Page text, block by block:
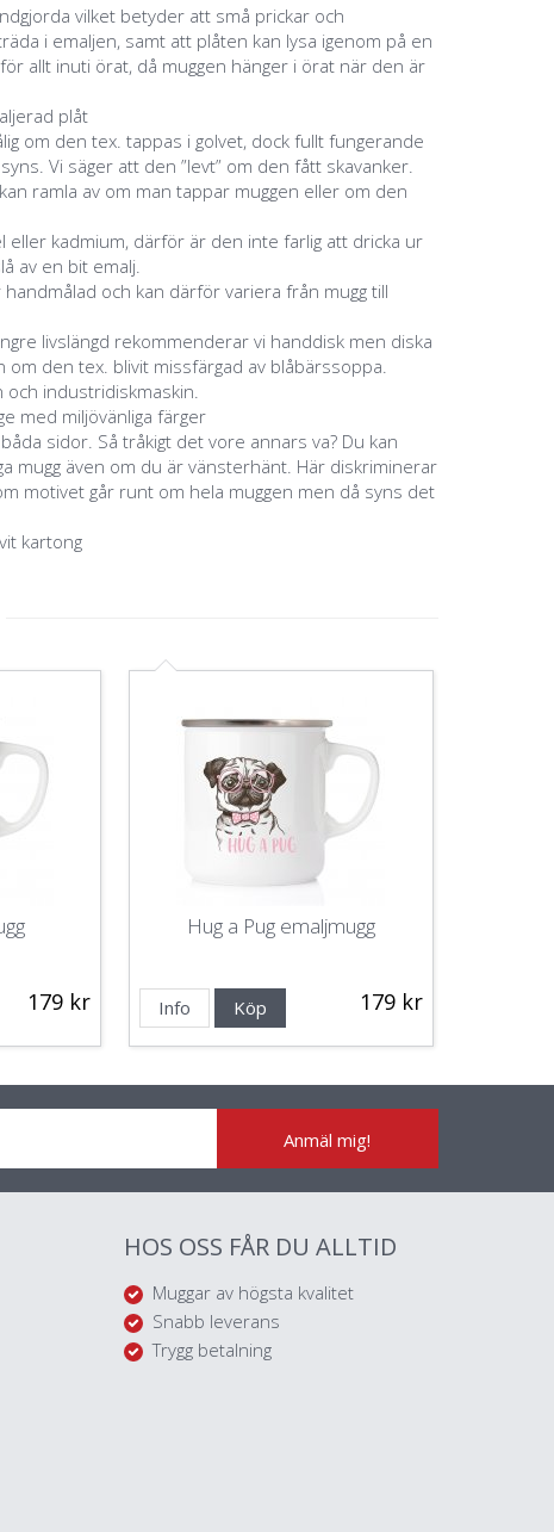
vilket betyder att små prickar och
i emaljen, samt att plåten kan lysa igenom på en
allt inuti örat, då muggen hänger i örat när den är
plåt
om den tex. tappas i golvet, dock fullt fungerande
Vi säger att den ”levt” om den fått skavanker.
ramla av om man tappar muggen eller om den
eller kadmium, därför är den inte farlig att dricka ur
av en bit emalj.
och kan därför variera från mugg till
livslängd rekommenderar vi handdisk men diska
om den tex. blivit missfärgad av blåbärssoppa.
och industridiskmaskin.
med miljövänliga färger
sidor. Så tråkigt det vore annars va? Du kan
mugg även om du är vänsterhänt. Här diskriminerar
motivet går runt om hela muggen men då syns det
kartong
179 kr
Hug a Pug emaljmugg
179 kr
Info Köp
Anmäl mig!
HOS OSS FÅR DU ALLTID
Muggar av högsta kvalitet
Snabb leverans
Trygg betalning